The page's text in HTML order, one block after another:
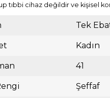
cihaz değildir ve kişisel
Tek
Kadın
41
Şeffaf